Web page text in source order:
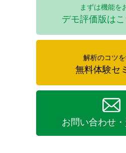
まずは機能を
デモ評価版は
解析のコツ
無料体験セ
お問い合わせ